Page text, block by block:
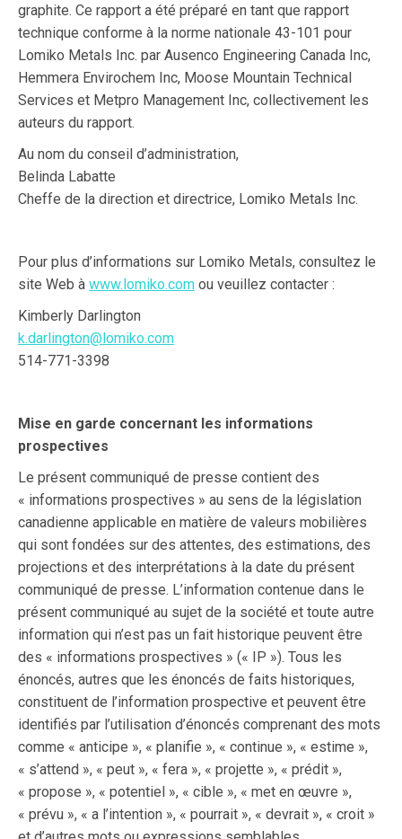
graphite. Ce rapport a été préparé en tant que rapport
technique conforme à la norme nationale 43-101 pour
Lomiko Metals Inc. par Ausenco Engineering Canada Inc,
Hemmera Envirochem Inc, Moose Mountain Technical
Services et Metpro Management Inc, collectivement les
auteurs du rapport.
Au nom du conseil d’administration,
Belinda Labatte
Cheffe de la direction et directrice, Lomiko Metals Inc.
Pour plus d’informations sur Lomiko Metals, consultez le
site Web à www.lomiko.com ou veuillez contacter :
Kimberly Darlington
k.darlington@lomiko.com
514-771-3398
Mise en garde concernant les informations
prospectives
Le présent communiqué de presse contient des
« informations prospectives » au sens de la législation
canadienne applicable en matière de valeurs mobilières
qui sont fondées sur des attentes, des estimations, des
projections et des interprétations à la date du présent
communiqué de presse. L’information contenue dans le
présent communiqué au sujet de la société et toute autre
information qui n’est pas un fait historique peuvent être
des « informations prospectives » (« IP »). Tous les
énoncés, autres que les énoncés de faits historiques,
constituent de l’information prospective et peuvent être
identifiés par l’utilisation d’énoncés comprenant des mots
comme « anticipe », « planifie », « continue », « estime »,
« s’attend », « peut », « fera », « projette », « prédit »,
« propose », « potentiel », « cible », « met en œuvre »,
« prévu », « a l’intention », « pourrait », « devrait », « croit »